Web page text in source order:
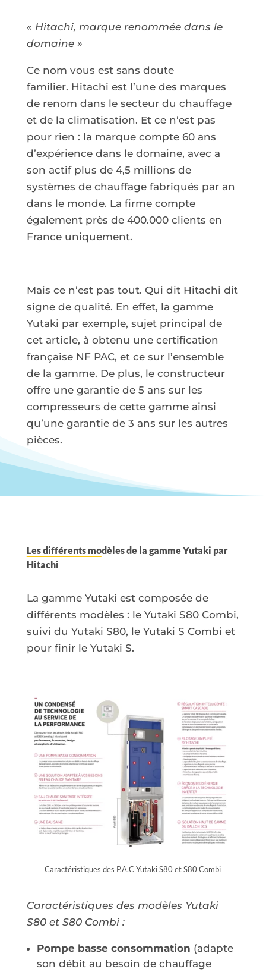
« Hitachi, marque renommée dans le
domaine »
Ce nom vous est sans doute
familier. Hitachi est l’une des marques
de renom dans le secteur du chauffage
et de la climatisation. Et ce n’est pas
pour rien : la marque compte 60 ans
d’expérience dans le domaine, avec a
son actif plus de 4,5 millions de
systèmes de chauffage fabriqués par an
dans le monde. La firme compte
également près de 400.000 clients en
France uniquement.
Mais ce n’est pas tout. Qui dit Hitachi dit
signe de qualité. En effet, la gamme
Yutaki par exemple, sujet principal de
cet article, à obtenu une certification
française NF PAC, et ce sur l’ensemble
de la gamme. De plus, le constructeur
offre une garantie de 5 ans sur les
compresseurs de cette gamme ainsi
qu’une garantie de 3 ans sur les autres
pièces.
Les différents modèles de la gamme Yutaki par
Hitachi
La gamme Yutaki est composée de
différents modèles : le Yutaki S80 Combi,
suivi du Yutaki S80, le Yutaki S Combi et
pour finir le Yutaki S.
Caractéristiques des P.A.C Yutaki S80 et S80 Combi
Caractéristiques des modèles Yutaki
S80 et S80 Combi :
Pompe basse consommation (adapte
son débit au besoin de chauffage